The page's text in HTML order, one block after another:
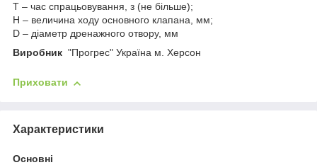
Т – час спрацьовування, з (не більше);
Н – величина ходу основного клапана, мм;
D – діаметр дренажного отвору, мм
Виробник "Прогрес" Україна м. Херсон
Приховати
Характеристики
Основні